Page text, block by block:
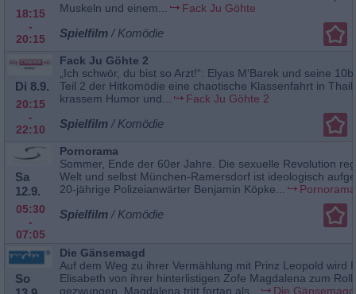
18:15
-
20:15
Muskeln und einem...
Fack Ju Göhte
Spielfilm / Komödie
Di 8.9.
20:15
-
22:10
Fack Ju Göhte 2
„Ich schwör, du bist so Arzt!“: Elyas M‘Barek und seine
Teil 2 der Hitkomödie eine chaotische Klassenfahrt in
krassem Humor und...
Fack Ju Göhte 2
Spielfilm / Komödie
Sa
12.9.
05:30
-
07:05
Pornorama
Sommer, Ende der 60er Jahre. Die sexuelle Revolution
Welt und selbst München-Ramersdorf ist ideologisch
20-jährige Polizeianwärter Benjamin Köpke...
Pornorama
Spielfilm / Komödie
So
Die Gänsemagd
Auf dem Weg zu ihrer Vermählung mit Prinz Leopold wird
Elisabeth von ihrer hinterlistigen Zofe Magdalena zum
gezwungen. Magdalena tritt fortan als...
Die Gänsemagd